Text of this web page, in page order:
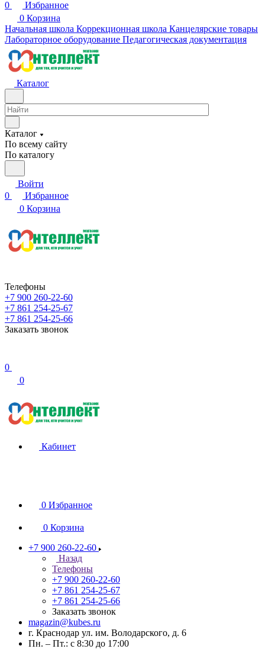
0
Избранное
0 Корзина
Начальная школа Коррекционная школа Канцелярские товары
Лабораторное оборудование Педагогическая документация
Каталог
Каталог
По всему сайту
По каталогу
Войти
0
Избранное
0 Корзина
Телефоны
+7 900 260-22-60
+7 861 254-25-67
+7 861 254-25-66
Заказать звонок
0
0
Кабинет
0 Избранное
0 Корзина
+7 900 260-22-60
Назад
Телефоны
+7 900 260-22-60
+7 861 254-25-67
+7 861 254-25-66
Заказать звонок
magazin@kubes.ru
г. Краснодар ул. им. Володарского, д. 6
Пн. – Пт.: с 8:30 до 17:00